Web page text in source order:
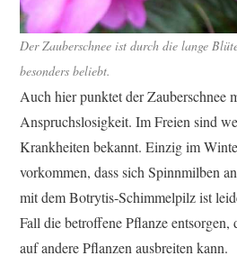
Der Zauberschnee ist durch die lange
besonders beliebt.
Auch hier punktet der Zauberschnee
Anspruchslosigkeit. Im Freien sind
Krankheiten bekannt. Einzig im
vorkommen, dass sich Spinnmilben
mit dem Botrytis-Schimmelpilz ist
Fall die betroffene Pflanze
auf andere Pflanzen ausbreiten kann.